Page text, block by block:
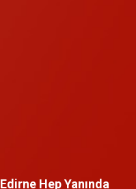
Edirne Hep Yanında